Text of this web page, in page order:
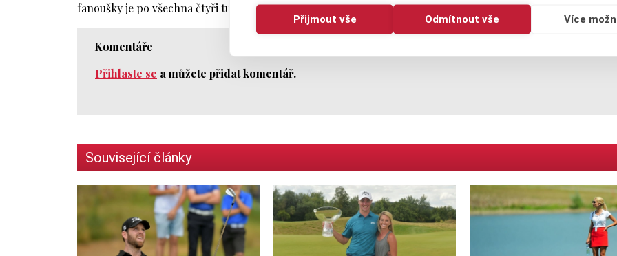
Přijmout vše Odmítnout vše Více
fanoušky je po všechna čtyři turnajová kola zdarma. Startovat bude minimálně 10 Čechů.
Komentáře
Přihlaste se a můžete přidat komentář.
Související články